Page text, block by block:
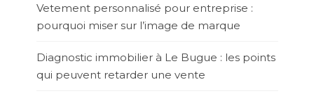
Vetement personnalisé pour entreprise :
pourquoi miser sur l’image de marque
Diagnostic immobilier à Le Bugue : les points
qui peuvent retarder une vente